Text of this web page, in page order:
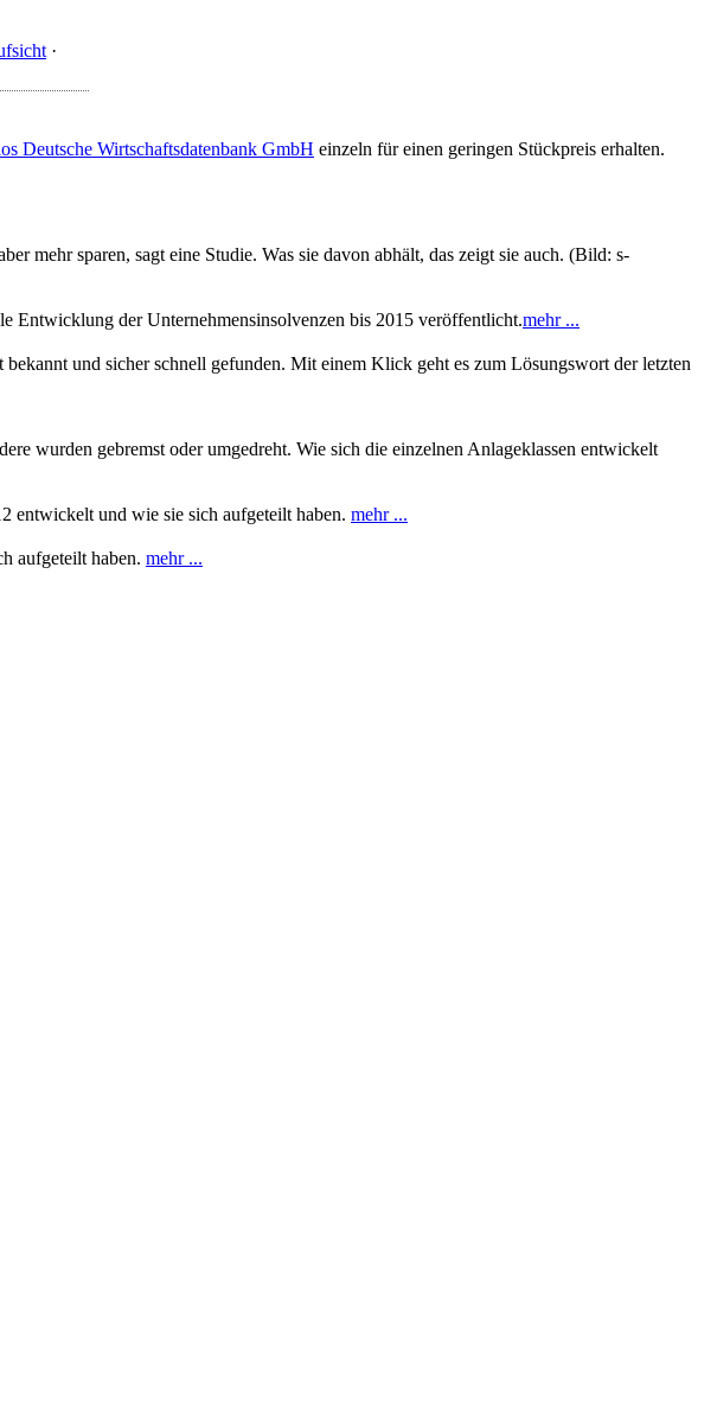
·
Deutsche Wirtschaftsdatenbank GmbH einzeln für einen geringen Stückpreis erhalten.
mehr sparen, sagt eine Studie. Was sie davon abhält, das zeigt sie auch. (Bild: s-
Entwicklung der Unternehmensinsolvenzen bis 2015 veröffentlicht.mehr ...
und sicher schnell gefunden. Mit einem Klick geht es zum Lösungswort der letzten
wurden gebremst oder umgedreht. Wie sich die einzelnen Anlageklassen entwickelt
entwickelt und wie sie sich aufgeteilt haben. mehr ...
aufgeteilt haben. mehr ...